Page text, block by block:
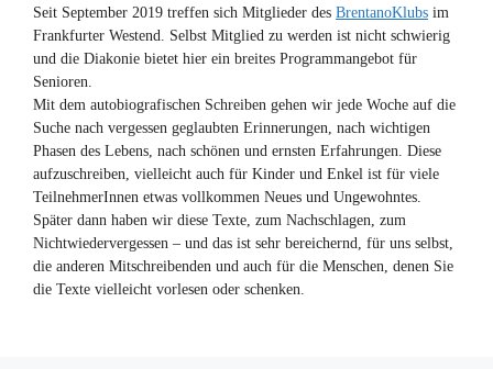
Seit September 2019 treffen sich Mitglieder des BrentanoKlubs im
Frankfurter Westend. Selbst Mitglied zu werden ist nicht schwierig
und die Diakonie bietet hier ein breites Programmangebot für
Senioren.
Mit dem autobiografischen Schreiben gehen wir jede Woche auf die
Suche nach vergessen geglaubten Erinnerungen, nach wichtigen
Phasen des Lebens, nach schönen und ernsten Erfahrungen. Diese
aufzuschreiben, vielleicht auch für Kinder und Enkel ist für viele
TeilnehmerInnen etwas vollkommen Neues und Ungewohntes.
Später dann haben wir diese Texte, zum Nachschlagen, zum
Nichtwiedervergessen – und das ist sehr bereichernd, für uns selbst,
die anderen Mitschreibenden und auch für die Menschen, denen Sie
die Texte vielleicht vorlesen oder schenken.